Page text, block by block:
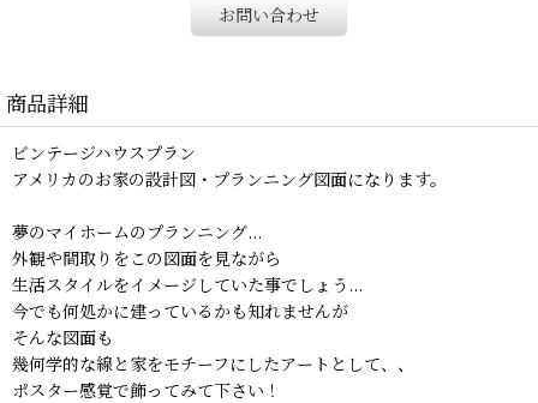
お問い合わせ
商品詳細
ビンテージハウスプラン
アメリカのお家の設計図・プランニング図面になります。
夢のマイホームのプランニング...
外観や間取りをこの図面を見ながら
生活スタイルをイメージしていた事でしょう...
今でも何処かに建っているかも知れませんが
そんな図面も
幾何学的な線と家をモチーフにしたアートとして、、
ポスター感覚で飾ってみて下さい！